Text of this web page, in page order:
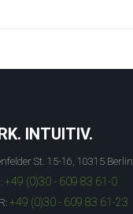
INTUITIV.
St. 15-16, 10315 Berlin
+49 (0)30 - 609 83 61-0
+49 (0)30 - 609 83 61-23